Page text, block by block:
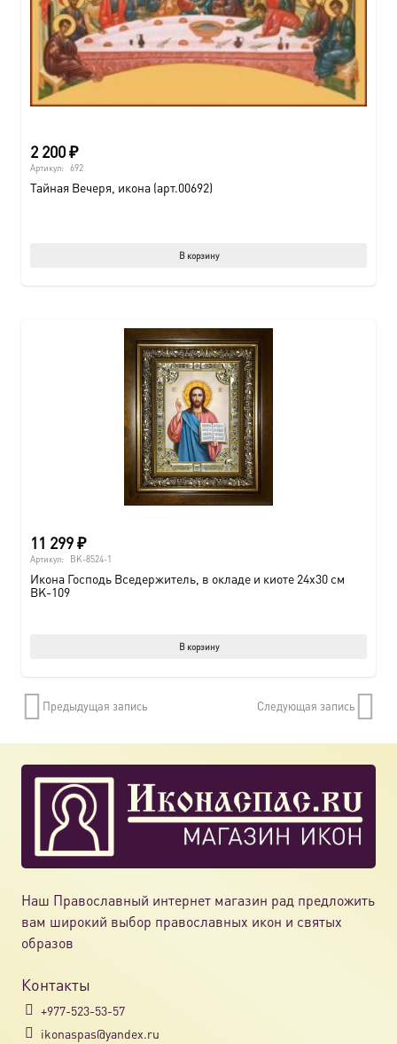
2 200₽
Артикул: 692
Тайная Вечеря, икона (арт.00692)
В корзину
11 299₽
Артикул: BK-8524-1
Икона Господь Вседержитель, в окладе и киоте 24х30 см
BK-109
В корзину
Предыдущая запись Следующая запись
Наш Православный интернет магазин рад предложить
вам широкий выбор православных икон и святых
образов
Контакты
+977-523-53-57
ikonaspas@yandex.ru